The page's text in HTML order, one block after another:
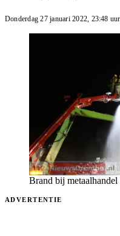
Donderdag 27 januari 2022 23:48 uur
Brand bij
ADVERTENTIE